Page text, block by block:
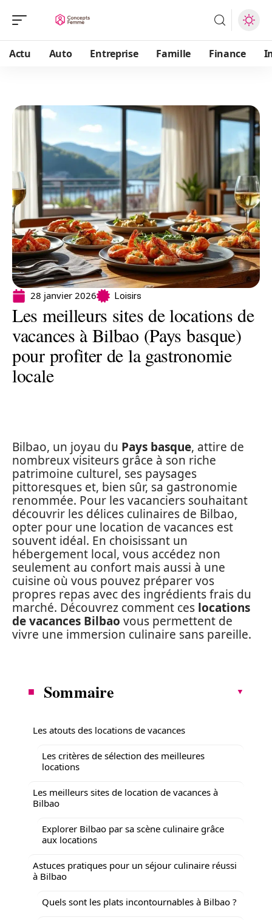
Actu Auto Entreprise Famille Finance
28 janvier 2026 Loisirs
Les meilleurs sites de locations de
vacances à Bilbao (Pays basque)
pour profiter de la gastronomie
locale
Bilbao, un joyau du Pays basque, attire de
nombreux visiteurs grâce à son riche
patrimoine culturel, ses paysages
pittoresques et, bien sûr, sa gastronomie
renommée. Pour les vacanciers souhaitant
découvrir les délices culinaires de Bilbao,
opter pour une location de vacances est
souvent idéal. En choisissant un
hébergement local, vous accédez non
seulement au confort mais aussi à une
cuisine où vous pouvez préparer vos
propres repas avec des ingrédients frais du
marché. Découvrez comment ces locations
de vacances Bilbao vous permettent de
vivre une immersion culinaire sans pareille.
Sommaire
Les atouts des locations de vacances
Les critères de sélection des meilleures
locations
Les meilleurs sites de location de vacances à
Bilbao
Explorer Bilbao par sa scène culinaire grâce
aux locations
Astuces pratiques pour un séjour culinaire réussi
à Bilbao
Quels sont les plats incontournables à Bilbao ?